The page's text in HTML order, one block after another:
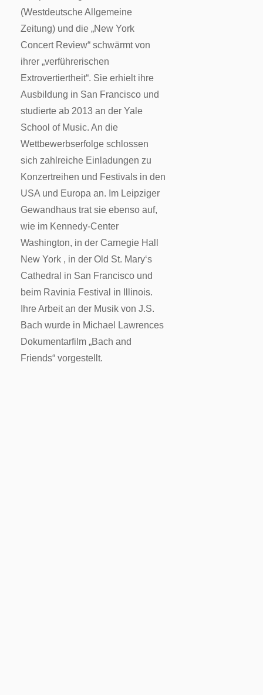
(Westdeutsche Allgemeine
Zeitung) und die „New York
Concert Review“ schwärmt von
ihrer „verführerischen
Extrovertiertheit“. Sie erhielt ihre
Ausbildung in San Francisco und
studierte ab 2013 an der Yale
School of Music. An die
Wettbewerbserfolge schlossen
sich zahlreiche Einladungen zu
Konzertreihen und Festivals in den
USA und Europa an. Im Leipziger
Gewandhaus trat sie ebenso auf,
wie im Kennedy-Center
Washington, in der Carnegie Hall
New York , in der Old St. Mary‘s
Cathedral in San Francisco und
beim Ravinia Festival in Illinois.
Ihre Arbeit an der Musik von J.S.
Bach wurde in Michael Lawrences
Dokumentarfilm „Bach and
Friends“ vorgestellt.